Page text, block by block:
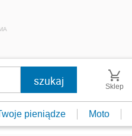
Sklep
pieniądze Moto